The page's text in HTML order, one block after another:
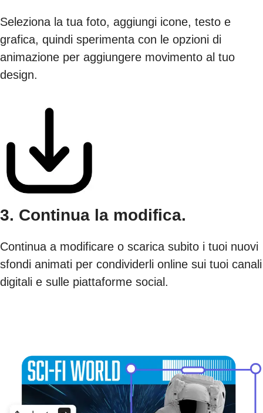
Seleziona la tua foto, aggiungi icone, testo e
grafica, quindi sperimenta con le opzioni di
animazione per aggiungere movimento al tuo
design.
3. Continua la modifica.
Continua a modificare o scarica subito i tuoi nuovi
sfondi animati per condividerli online sui tuoi canali
digitali e sulle piattaforme social.